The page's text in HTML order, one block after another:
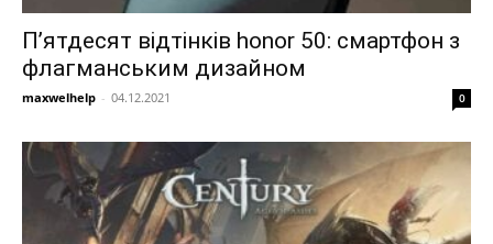
П’ятдесят відтінків honor 50: смартфон з
флагманським дизайном
maxwelhelp - 04.12.2021 0